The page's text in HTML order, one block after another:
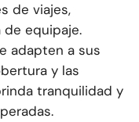
de viajes,
equipaje.
adapten a sus
y las
tranquilidad y